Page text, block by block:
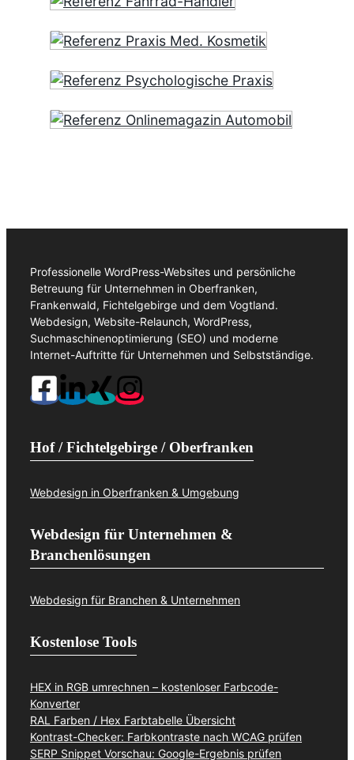
Professionelle WordPress-Websites und persönliche
Betreuung für Unternehmen in Oberfranken,
Frankenwald, Fichtelgebirge und dem Vogtland.
Webdesign, Website-Relaunch, WordPress,
Suchmaschinenoptimierung (SEO) und moderne
Internet-Auftritte für Unternehmen und Selbstständige.
Hof / Fichtelgebirge / Oberfranken
Webdesign in Oberfranken & Umgebung
Webdesign für Unternehmen &
Branchenlösungen
Webdesign für Branchen & Unternehmen
Kostenlose Tools
HEX in RGB umrechnen – kostenloser Farbcode-
Konverter
RAL Farben / Hex Farbtabelle Übersicht
Kontrast-Checker: Farbkontraste nach WCAG prüfen
SERP Snippet Vorschau: Google-Ergebnis prüfen